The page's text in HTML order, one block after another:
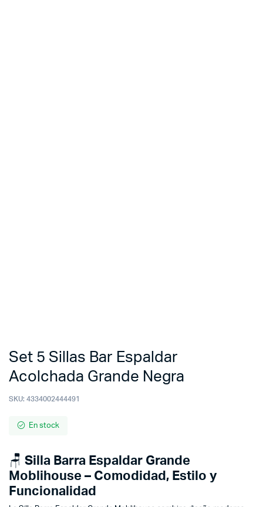
Set 5 Sillas Bar Espaldar
Acolchada Grande Negra
SKU: 4334002444491
En stock
🪑 Silla Barra Espaldar Grande
Moblihouse – Comodidad, Estilo y
Funcionalidad